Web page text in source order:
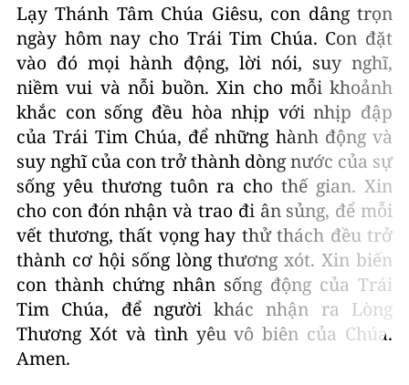
Lạy Thánh Tâm Chúa Giêsu, con dâng trọn
ngày hôm nay cho Trái Tim Chúa. Con đặt
vào đó mọi hành động, lời nói, suy nghĩ,
niềm vui và nỗi buồn. Xin cho mỗi khoảnh
khắc con sống đều hòa nhịp với nhịp đập
của Trái Tim Chúa, để những hành động và
suy nghĩ của con trở thành dòng nước của sự
sống yêu thương tuôn ra cho thế gian. Xin
cho con đón nhận và trao đi ân sủng, để mỗi
vết thương, thất vọng hay thử thách đều trở
thành cơ hội sống lòng thương xót. Xin biến
con thành chứng nhân sống động của Trái
Tim Chúa, để người khác nhận ra Lòng
Thương Xót và tình yêu vô biên của Chúa.
Amen.